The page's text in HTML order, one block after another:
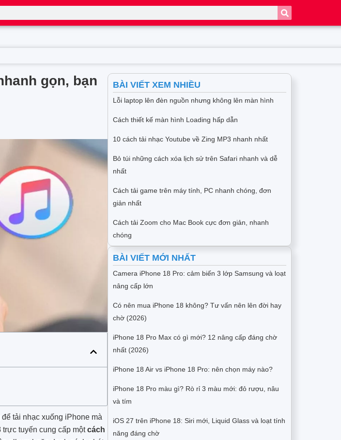
gọn, bạn
tải nhạc xuống iPhone mà
trực tuyến cung cấp mộtcách
BÀI VIẾT XEM NHIỀU
Lỗi laptop lên đèn nguồn nhưng không lên màn hình
Cách thiết kế màn hình Loading hấp dẫn
10 cách tải nhạc Youtube về Zing MP3 nhanh nhất
Bỏ túi những cách xóa lịch sử trên Safari nhanh và dễ
nhất
Cách tải game trên máy tính, PC nhanh chóng, đơn
giản nhất
Cách tải Zoom cho Mac Book cực đơn giản, nhanh
chóng
BÀI VIẾT MỚI NHẤT
Camera iPhone 18 Pro: cảm biến 3 lớp Samsung và loạt
nâng cấp lớn
Có nên mua iPhone 18 không? Tư vấn nên lên đời hay
chờ (2026)
iPhone 18 Pro Max có gì mới? 12 nâng cấp đáng chờ
nhất (2026)
iPhone 18 Air vs iPhone 18 Pro: nên chọn máy nào?
iPhone 18 Pro màu gì? Rò rỉ 3 màu mới: đỏ rượu, nâu
và tím
iOS 27 trên iPhone 18: Siri mới, Liquid Glass và loạt tính
năng đáng chờ